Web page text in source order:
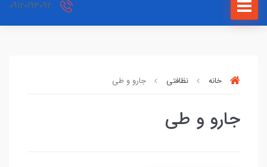
خانه نظافتی جارو و طی
جارو و طی